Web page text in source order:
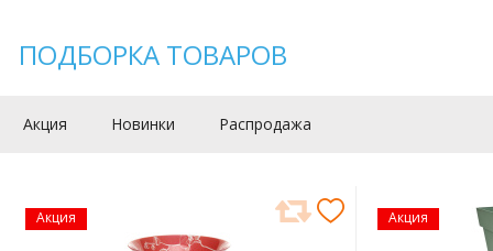
ПОДБОРКА ТОВАРОВ
Акция Новинки Распродажа
Акция Акция